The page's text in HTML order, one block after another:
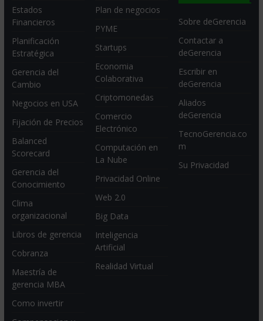
Estados
Financieros
Planificación
Estratégica
Gerencia del
Cambio
Negocios en USA
Fijación de Precios
Balanced
Scorecard
Gerencia del
Conocimiento
Clima
organizacional
Libros de gerencia
Cobranza
Maestría de
gerencia MBA
Como invertir
Plan de negocios
PYME
Startups
Economia
Colaborativa
Criptomonedas
Comercio
Electrónico
Computación en
La Nube
Privacidad Online
Web 2.0
Big Data
Inteligencia
Artificial
Realidad Virtual
Sobre deGerencia
Contactar a
deGerencia
Escribir en
deGerencia
Aliados
deGerencia
TecnoGerencia.co
m
Su Privacidad